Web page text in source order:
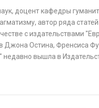
доцент кафедры
автор ряда
с издательствами
Джона Остина, Френсиса
вышла в